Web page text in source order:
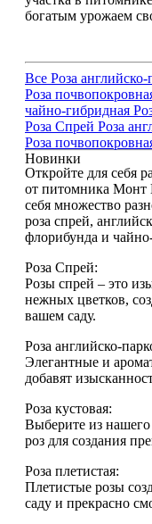
богатым урожаем
Все Роза английско-
Роза
чайно-гибридная
Роза Спрей Роза
Роза
Новинки
Откройте для себя
от питомника Монт
себя множество
роза спрей,
флорибунда и
Роза Спрей:
Розы спрей – это
нежных цветков,
вашем саду.
Роза английско-
Элегантные и
добавят
Роза кустовая:
Выберите из
роз для создания
Роза плетистая:
Плетистые розы
саду и прекрасно